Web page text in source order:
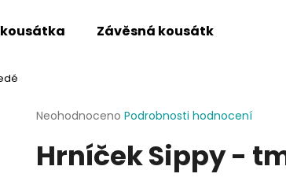
Závěsná kousátka
Průměrné
produktu
je
Neohodnoceno Podrobnosti hodnocení
Hrníček Sippy -
najít?
HLEDAT